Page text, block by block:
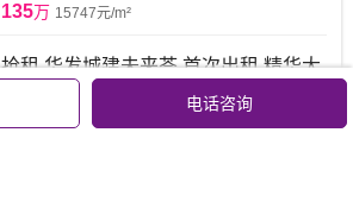
135万 15747元/m²
抢租 华发城建未来荟 首次出租 精华大
3房 家私家电全齐 看房方便
新香洲丨91 ㎡丨3房2厅
电话咨询